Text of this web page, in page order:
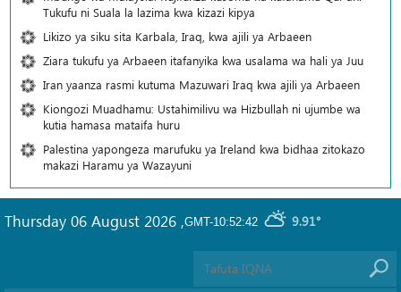
Tukufu ni Suala la lazima kwa kizazi kipya
Likizo ya siku sita Karbala, Iraq, kwa ajili ya Arbaeen
Ziara tukufu ya Arbaeen itafanyika kwa usalama wa hali ya Juu
Iran yaanza rasmi kutuma Mazuwari Iraq kwa ajili ya Arbaeen
Kiongozi Muadhamu: Ustahimilivu wa Hizbullah ni ujumbe wa
kutia hamasa mataifa huru
Palestina yapongeza marufuku ya Ireland kwa bidhaa zitokazo
makazi Haramu ya Wazayuni
GMT-10:52:42 9.91°
Thursday 06 August 2026 ,